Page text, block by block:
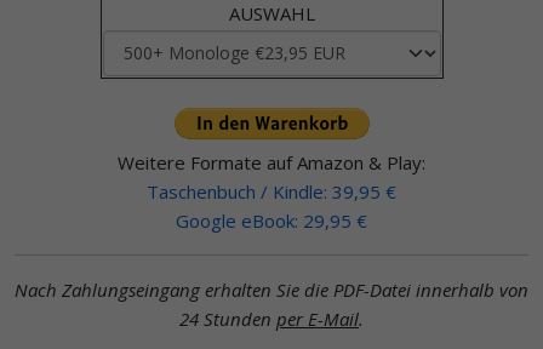
AUSWAHL
Weitere Formate auf Amazon & Play:
Taschenbuch / Kindle: 39,95 €
Google eBook: 29,95 €
Nach Zahlungseingang erhalten Sie die PDF-Datei innerhalb von
24 Stunden per E-Mail.